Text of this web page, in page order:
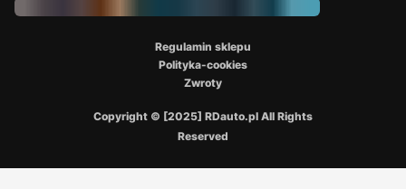
Copyright © [2025] RDauto.pl All Rights
Reserved
Regulamin sklepu
Polityka-cookies
Zwroty